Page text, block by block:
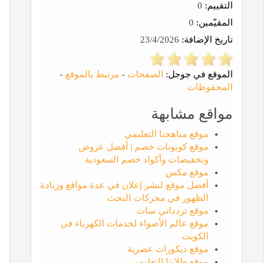
التقييم:
المقيّمين:
تاريخ الإضافة:
الموقع في جوجل: الصفحات - مرتبط بالموقع -
المحفوظات
مواقع مشابهة
موقع مناهجنا التعليمي
موقع كوبونات خصم | أفضل عروض
وتخفيضات وأكواد خصم السعودية
موقع مكس
أفضل موقع لنشر إعلان في عدة مواقع وزيادة
الظهور في محركات البحث
موقع تردداتي سات
موقع عالم الأضواء لخدمات الكهرباء في
الكويت
موقع ديكورات عصرية